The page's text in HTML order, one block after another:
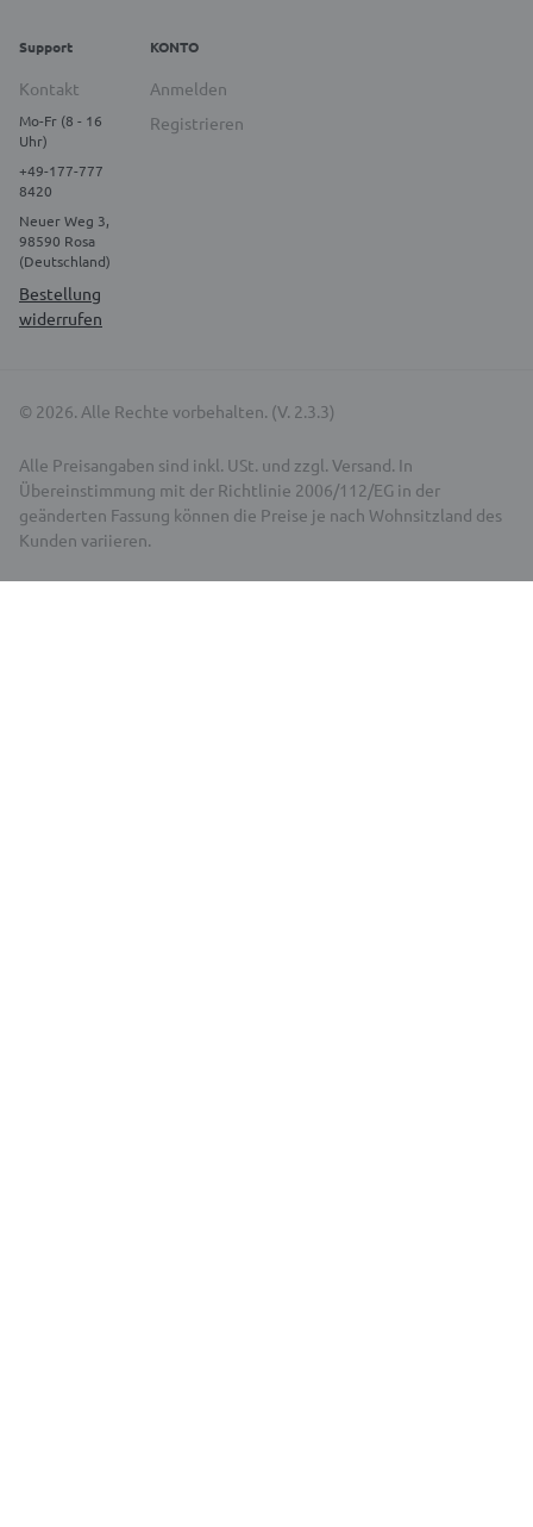
Support
Kontakt
Mo-Fr (8 - 16
Uhr)
+49-177-777
8420
Neuer Weg 3,
98590 Rosa
(Deutschland)
Bestellung
widerrufen
KONTO
Anmelden
Registrieren
© 2026. Alle Rechte vorbehalten. (V. 2.3.3)
Alle Preisangaben sind inkl. USt. und zzgl. Versand. In
Übereinstimmung mit der Richtlinie 2006/112/EG in der
geänderten Fassung können die Preise je nach Wohnsitzland des
Kunden variieren.